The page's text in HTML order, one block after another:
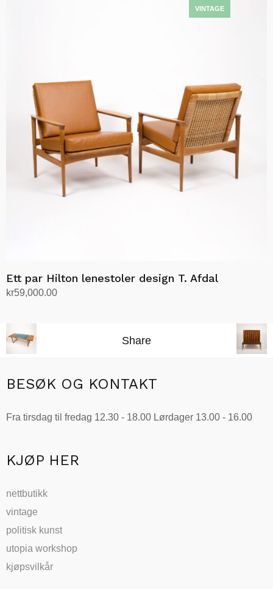
Ett par Hilton lenestoler design T. Afdal
kr59,000.00
Share
BESØK OG KONTAKT
Fra tirsdag til fredag 12.30 - 18.00 Lørdager 13.00 - 16.00
KJØP HER
nettbutikk
vintage
politisk kunst
utopia workshop
kjøpsvilkår